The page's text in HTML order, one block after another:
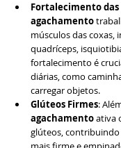
Fortalecimento das
agachamento
músculos das coxas,
quadríceps,
fortalecimento é
diárias, como
carregar objetos.
Glúteos Firmes:
agachamento ativa
glúteos,